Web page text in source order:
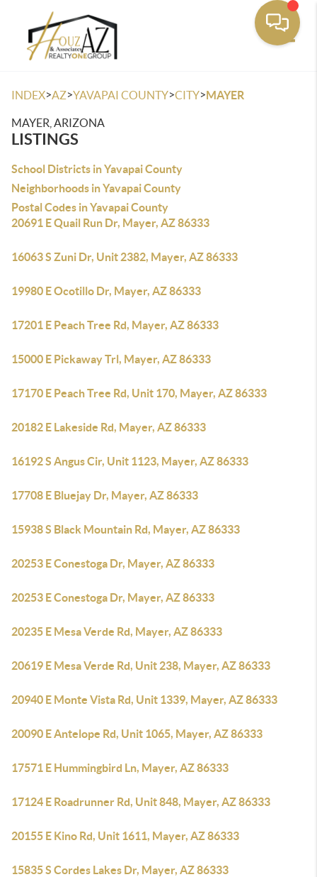
INDEX>AZ>YAVAPAI COUNTY>CITY>MAYER
MAYER, ARIZONA
LISTINGS
School Districts in Yavapai County
Neighborhoods in Yavapai County
Postal Codes in Yavapai County
20691 E Quail Run Dr, Mayer, AZ 86333
16063 S Zuni Dr, Unit 2382, Mayer, AZ 86333
19980 E Ocotillo Dr, Mayer, AZ 86333
17201 E Peach Tree Rd, Mayer, AZ 86333
15000 E Pickaway Trl, Mayer, AZ 86333
17170 E Peach Tree Rd, Unit 170, Mayer, AZ 86333
20182 E Lakeside Rd, Mayer, AZ 86333
16192 S Angus Cir, Unit 1123, Mayer, AZ 86333
17708 E Bluejay Dr, Mayer, AZ 86333
15938 S Black Mountain Rd, Mayer, AZ 86333
20253 E Conestoga Dr, Mayer, AZ 86333
20253 E Conestoga Dr, Mayer, AZ 86333
20235 E Mesa Verde Rd, Mayer, AZ 86333
20619 E Mesa Verde Rd, Unit 238, Mayer, AZ 86333
20940 E Monte Vista Rd, Unit 1339, Mayer, AZ 86333
20090 E Antelope Rd, Unit 1065, Mayer, AZ 86333
17571 E Hummingbird Ln, Mayer, AZ 86333
17124 E Roadrunner Rd, Unit 848, Mayer, AZ 86333
20155 E Kino Rd, Unit 1611, Mayer, AZ 86333
15835 S Cordes Lakes Dr, Mayer, AZ 86333